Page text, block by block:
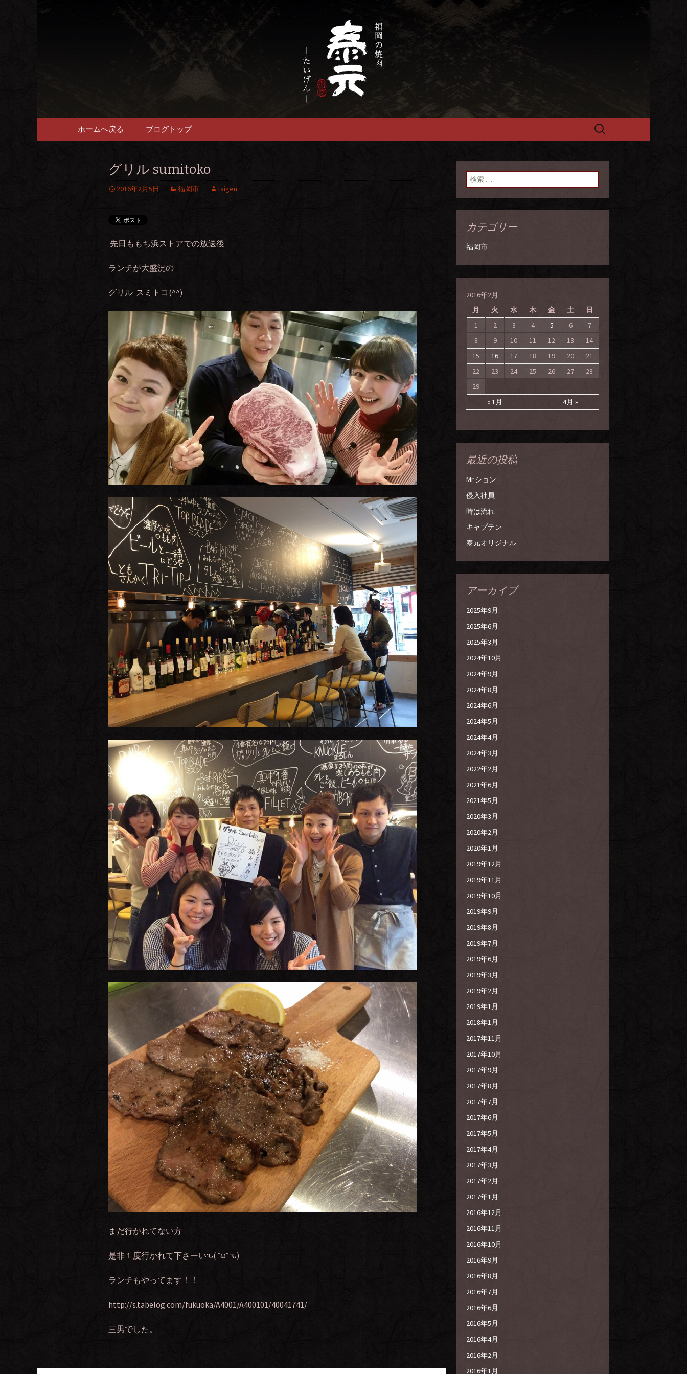
福岡市、畜産農家直送の厳選黒毛和牛を
愉しめる焼肉店
畜産農家直送の厳選肉が自慢の福岡市の焼肉『泰元』
コンテンツへ移動
ホームへ戻る ブログトップ
検
グリル sumitoko
2016年2月5日 福岡市 taigen
先日ももち浜ストアでの放送後
ランチが大盛況の
グリル スミトコ(^^)
まだ行かれてない方
是非１度行かれて下さーいԅ( ˘ω˘ ԅ)
ランチもやってます！！
http://s.tabelog.com/fukuoka/A4001/A400101/40041741/
三男でした。
検索:
カテゴリー
福岡市
2016年2月
月
火 水 木 金 土 日
« 1月 4月 »
1 2 3 4 5 6
7
8
9 10 11 12 13
14
15
16 17 18 19 20
21
22
23 24 25 26 27
28
29
最近の投稿
Mr.ション
侵入社員
時は流れ
キャプテン
泰元オリジナル
アーカイブ
2025年9月
2025年6月
2025年3月
2024年10月
2024年9月
2024年8月
2024年6月
2024年5月
2024年4月
2024年3月
2022年2月
2021年6月
2021年5月
2020年3月
2020年2月
2020年1月
2019年12月
2019年11月
2019年10月
2019年9月
2019年8月
2019年7月
2019年6月
2019年3月
2019年2月
2019年1月
2018年1月
2017年11月
2017年10月
2017年9月
2017年8月
2017年7月
2017年6月
2017年5月
2017年4月
2017年3月
2017年2月
2017年1月
2016年12月
2016年11月
2016年10月
2016年9月
2016年8月
2016年7月
2016年6月
2016年5月
2016年4月
2016年2月
2016年1月